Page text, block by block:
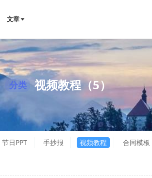
文章
分类 视频教程（5）
节日PPT 手抄报 视频教程 合同模板